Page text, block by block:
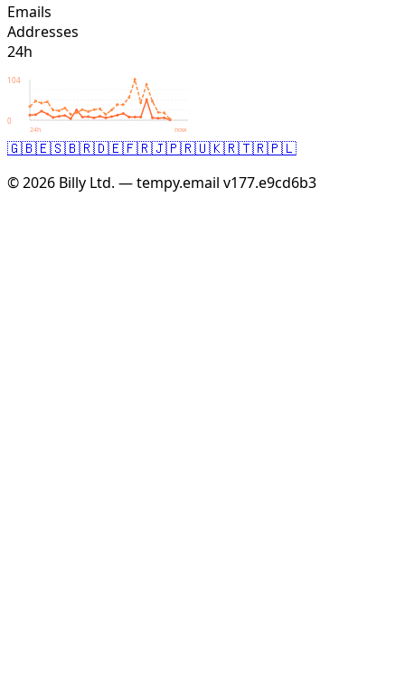
Emails
Addresses
24h
104
0
24h now
🇬🇧🇪🇸🇧🇷🇩🇪🇫🇷🇯🇵🇷🇺🇰🇷🇹🇷🇵🇱
© 2026 Billy Ltd. — tempy.email v177.e9cd6b3